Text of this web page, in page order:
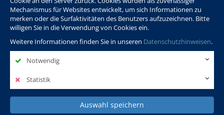
Mechanismus für Websites entwickelt, um sich Informationen zu
merken oder die Surfaktivitäten des Benutzers aufzuzeichnen. Bitte
willigen Sie in die Verwendung von Cookies ein.
Weitere Informationen finden Sie in unseren Datenschutzhinweisen.
Notwendig
Statistik
Auswahl speichern
Programm Info & Service Aktuelles Warenkorb Login
Ansprechpersonen Kontakt Sitemap
Politik, Wissenschaft &
Internationales
Beruf, IT & Digitales